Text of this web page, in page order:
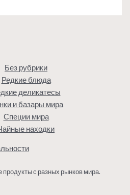
Без рубрики
Редкие блюда
деликатесы
и базары мира
Специи мира
находки
продукты с разных рынков мира.